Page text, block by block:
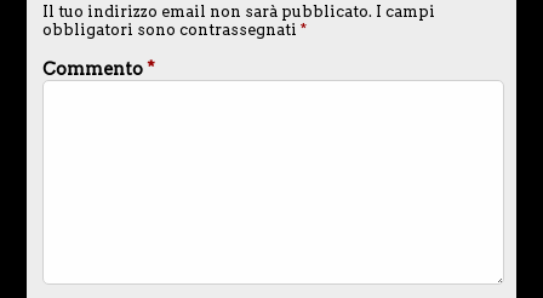
Il tuo indirizzo email non sarà pubblicato. I campi
obbligatori sono contrassegnati *
Commento*